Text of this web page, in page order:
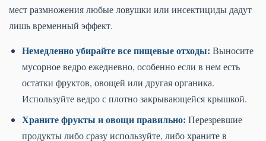
мест размножения любые ловушки или инсектициды дадут
лишь временный эффект.
Немедленно убирайте все пищевые отходы: Выносите
мусорное ведро ежедневно, особенно если в нем есть
остатки фруктов, овощей или другая органика.
Используйте ведро с плотно закрывающейся крышкой.
Храните фрукты и овощи правильно: Перезревшие
продукты либо сразу используйте, либо храните в